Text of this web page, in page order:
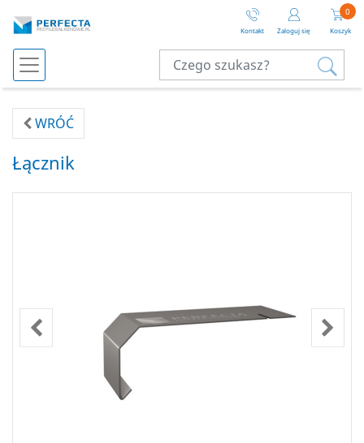
Kontakt Zaloguj się Koszyk
0
WRÓĆ
Łącznik